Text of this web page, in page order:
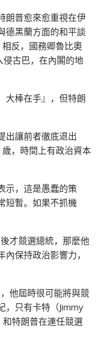
朗普愈來愈重視在伊
德黑蘭方面的和平談
反，國務卿魯比奧
侵古巴，在內閣的地
大棒在手』，但特朗
出讓前者徹底退出
，時間上有政治資本
示，這是愚蠢的策
短暫。如果不抓機
才競選總統，那麼他
保持政治影響力，
他屆時很可能將與競
，只有卡特（Jimmy
特朗普在連任競選